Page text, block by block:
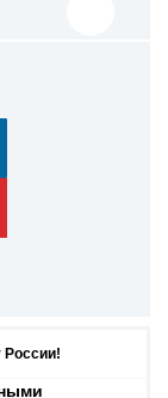
России!